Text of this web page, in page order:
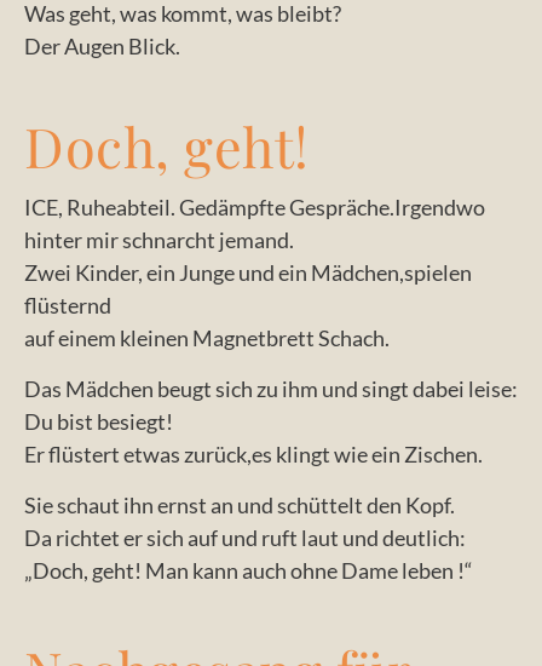
Was geht, was kommt, was bleibt?
Der Augen Blick.
Doch, geht!
ICE, Ruheabteil. Gedämpfte Gespräche.Irgendwo
hinter mir schnarcht jemand.
Zwei Kinder, ein Junge und ein Mädchen,spielen
flüsternd
auf einem kleinen Magnetbrett Schach.
Das Mädchen beugt sich zu ihm und singt dabei leise:
Du bist besiegt!
Er flüstert etwas zurück,es klingt wie ein Zischen.
Sie schaut ihn ernst an und schüttelt den Kopf.
Da richtet er sich auf und ruft laut und deutlich:
„Doch, geht! Man kann auch ohne Dame leben !“